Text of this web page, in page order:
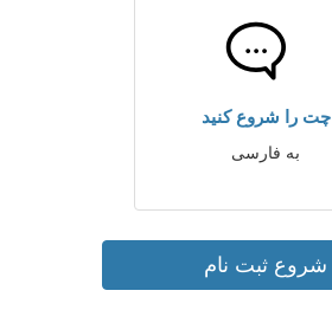
چت را شروع کنید
به فارسی
شروع ثبت نام